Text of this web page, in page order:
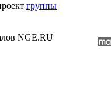
группы
NGE.RU